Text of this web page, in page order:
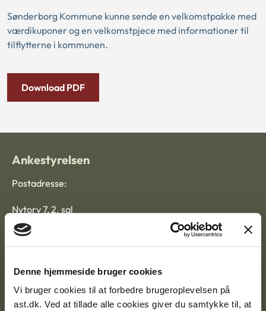
Denne hjemmeside bruger cookies
Vi bruger cookies til at forbedre brugeroplevelsen på
ast.dk. Ved at tillade alle cookies giver du samtykke til, at
Sønderborg Kommune kunne sende en velkomstpakke med
værdikuponer og en velkomstpjece med informationer til
tilflytterne i kommunen.
Download PDF
Ankestyrelsen
Postadresse:
Nytorv 7, 2. sal
9000 Aalborg
Ankestyrelsen Aalborg
Ankestyrelsen København